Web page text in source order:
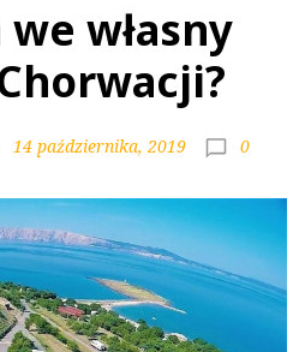
własny
14 października, 2019 0